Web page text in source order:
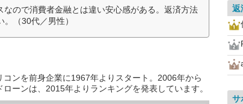
ので消費者金融とは違い安心感がある。返済方法
（30代／男性）
ンを前身企業に1967年よりスタート。2006年から
ーンは、2015年よりランキングを発表しています。
返
サ